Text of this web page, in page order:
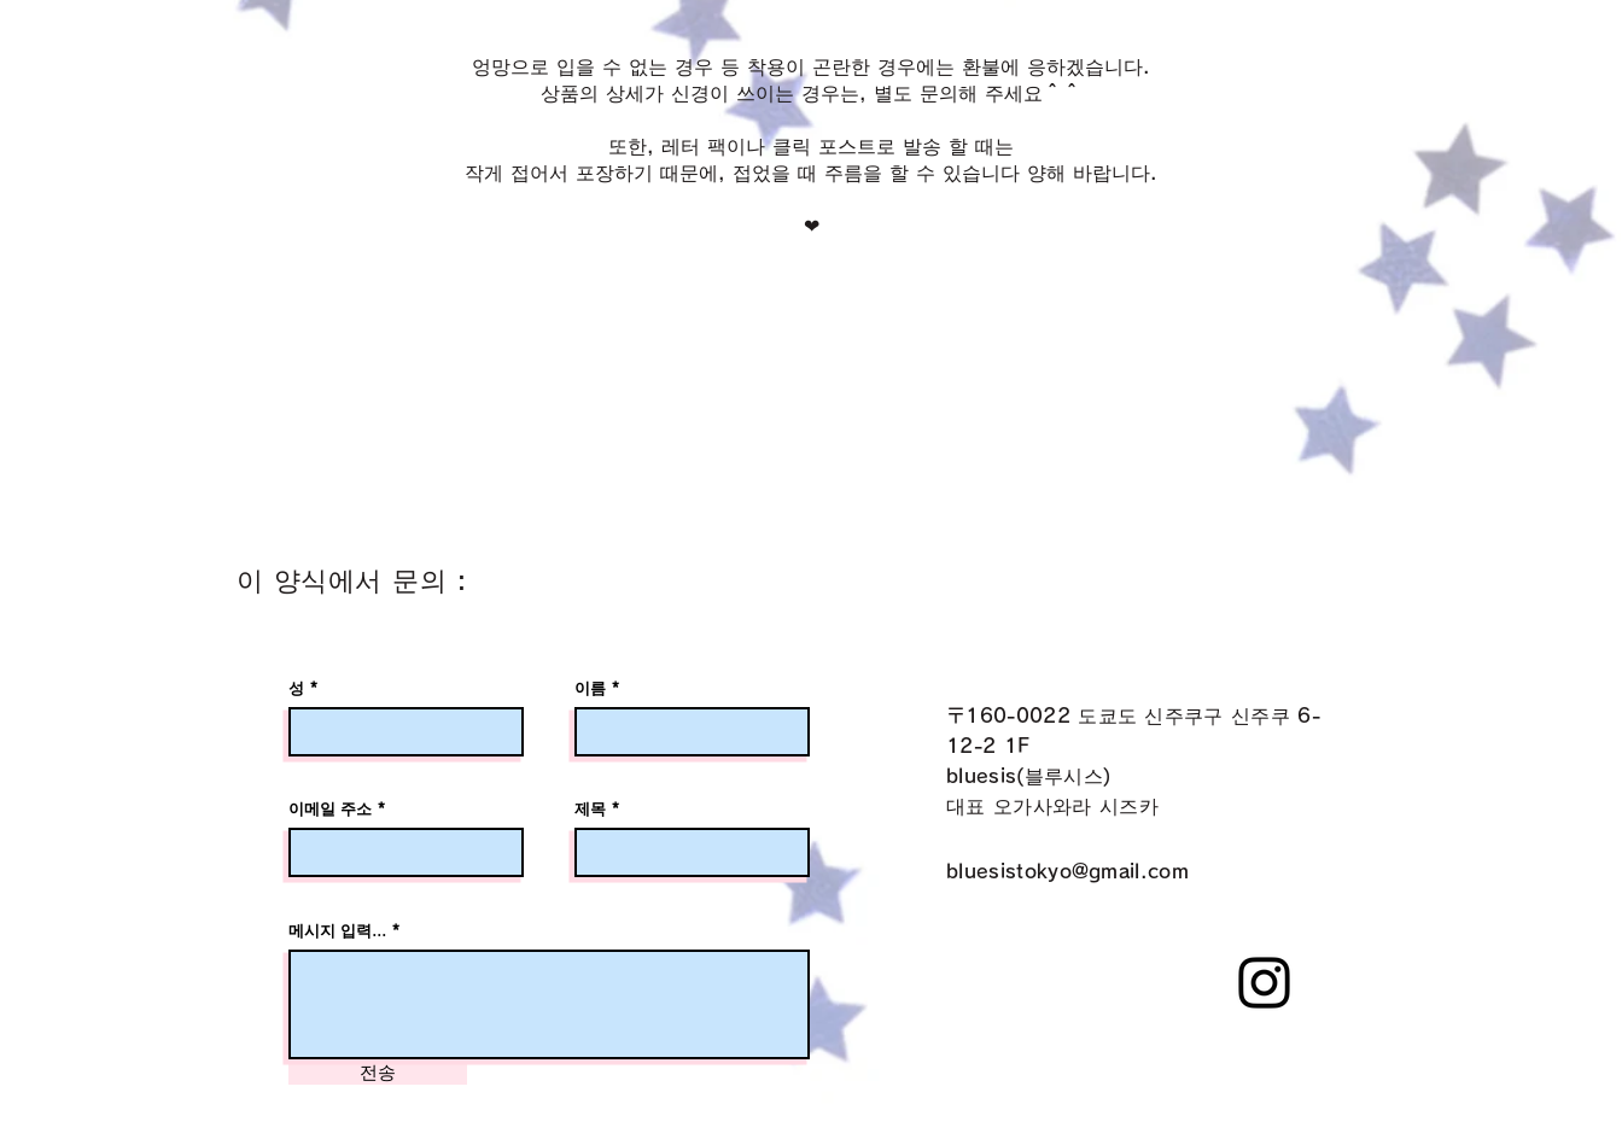
엉망으로 입을 수 없는 경우 등 착용이 곤란한 경우에는 환불에 응하겠습니다.
상품의 상세가 신경이 쓰이는 경우는, 별도 문의해 주세요＾＾
또한, 레터 팩이나 클릭 포스트로 발송 할 때는
작게 접어서 포장하기 때문에, 접었을 때 주름을 할 수 있습니다 양해 바랍니다.
❤︎
이 양식에서 문의 :
성 이름
이메일 주소 제목
메시지 입력...
전송
〒160-0022 도쿄도 신주쿠구 신주쿠 6-
12-2 1F
bluesis(블루시스)
대표 오가사와라 시즈카
bluesistokyo@gmail.com